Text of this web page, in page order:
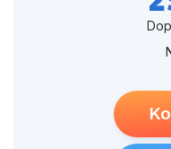
Všechny kategorie
Ví, že jediný chybný
protože v bitvě